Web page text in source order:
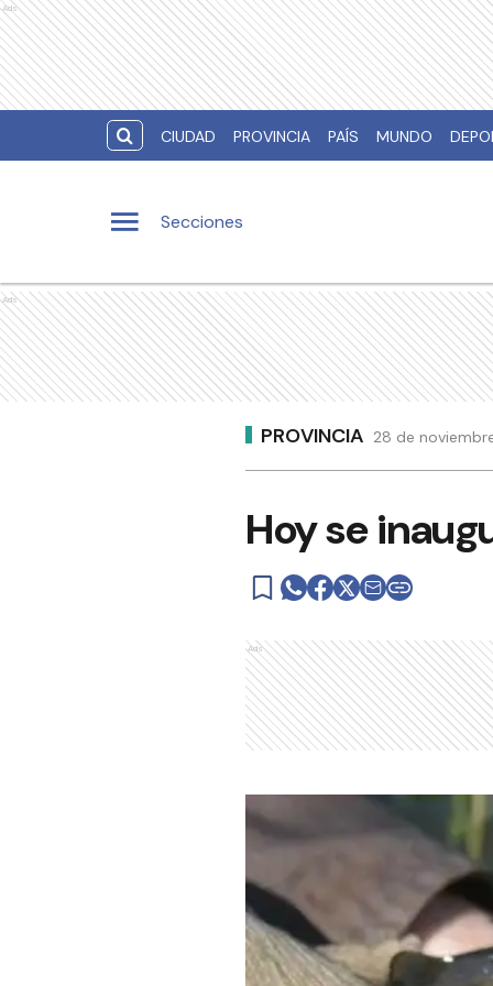
Ads
CIUDAD PROVINCIA PAÍS MUNDO
Secciones
Ads
PROVINCIA 28 de
Hoy se
Ads